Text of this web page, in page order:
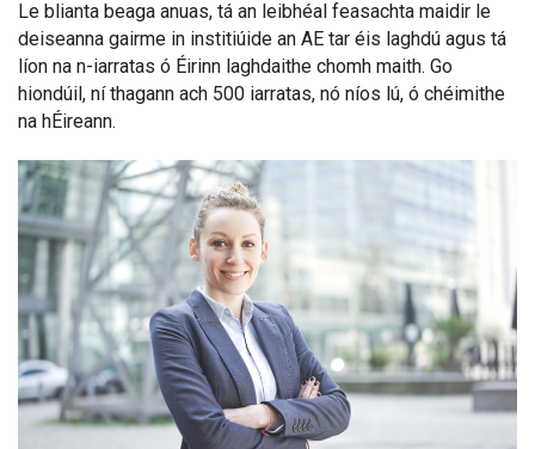
Le blianta beaga anuas, tá an leibhéal feasachta maidir le
deiseanna gairme in institiúide an AE tar éis laghdú agus tá
líon na n-iarratas ó Éirinn laghdaithe chomh maith. Go
hiondúil, ní thagann ach 500 iarratas, nó níos lú, ó chéimithe
na hÉireann.